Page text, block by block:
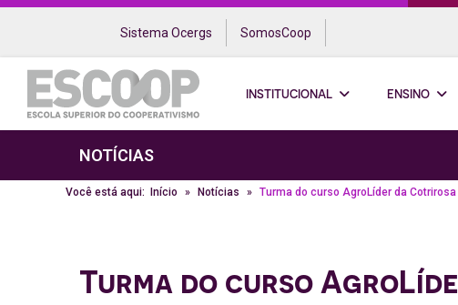
Sistema Ocergs SomosCoop
INSTITUCIONAL ENSINO
NOTÍCIAS
Você está aqui: Início Notícias Turma do curso AgroLíder da
Turma do curso